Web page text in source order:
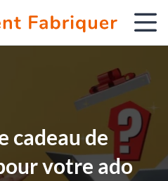
cadeau de
votre ado